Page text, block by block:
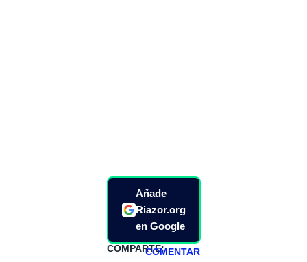
Añade
Riazor.org
en Google
COMPARTE:COMENTAR